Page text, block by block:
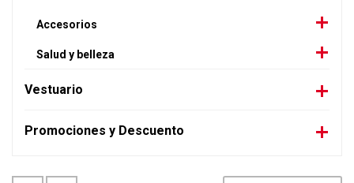
Accesorios
Salud y belleza
Vestuario
Promociones y Descuento